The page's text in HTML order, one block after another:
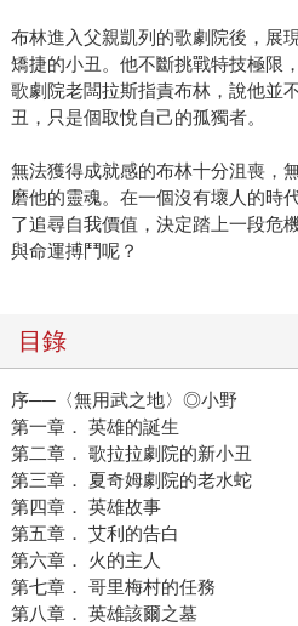
寫。曾經在工作上點燃起來的熊
的體制裡或習慣上被澆熄。我不
環境真的不好，總之，她就是這
方。越是在現實中找不到可以貢
於完成了這本長篇小說，她決定
《2018576907898》（東村出版
她一直堅持著這本書的封面、插
理。她說，也許是我自己並不清
出版，甚至能暢銷就是我的最終
沒有關係，出壞了一本書才更糟
書的設計的專業書籍。我想到了
唯一值得驕傲的情操。」後來，
出版的消息了。 直到很久後的某
家的出版人林宜澐，聊起他想要
本土的小說，因為在大量翻譯小
說早已沒有喘息空間。他鼓勵我
力。他看了李亞的這部小說，不
布林進入父親凱列的歌劇院後，展
矯捷的小丑。他不斷挑戰特技極限
歌劇院老闆拉斯指責布林，說他並
丑，只是個取悅自己的孤獨者。
無法獲得成就感的布林十分沮喪，
磨他的靈魂。在一個沒有壞人的時
了追尋自我價值，決定踏上一段危
與命運搏鬥呢？
目錄
序──〈無用武之地〉◎小野
第一章． 英雄的誕生
第二章． 歌拉拉劇院的新小丑
第三章． 夏奇姆劇院的老水蛇
第四章． 英雄故事
第五章． 艾利的告白
第六章． 火的主人
第七章． 哥里梅村的任務
第八章． 英雄該爾之墓